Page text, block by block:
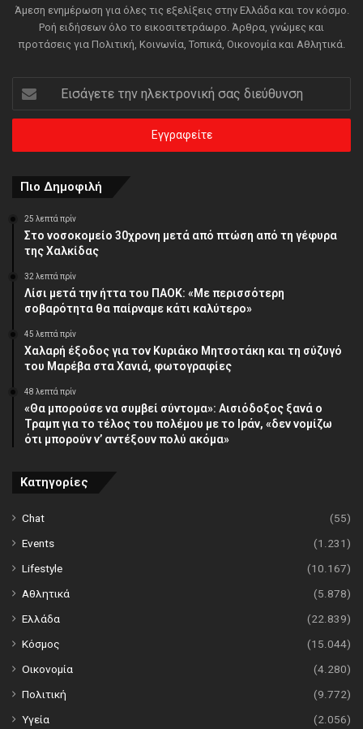
Άμεση ενημέρωση για όλες τις εξελίξεις στην Ελλάδα και τον κόσμο.
Ροή ειδήσεων όλο το εικοσιτετράωρο. Άρθρα, γνώμες και
προτάσεις για Πολιτική, Κοινωνία, Τοπικά, Οικονομία και Αθλητικά.
Εισάγετε
την
ηλεκτρονική
διεύθυνση
Πιο Δημοφιλή
25 λεπτά πρίν
Στο νοσοκομείο 30χρονη μετά από πτώση από τη γέφυρα
της Χαλκίδας
32 λεπτά πρίν
Λίσι μετά την ήττα του ΠΑΟΚ: «Με περισσότερη
σοβαρότητα θα παίρναμε κάτι καλύτερο»
45 λεπτά πρίν
Χαλαρή έξοδος για τον Κυριάκο Μητσοτάκη και τη σύζυγό
του Μαρέβα στα Χανιά, φωτογραφίες
48 λεπτά πρίν
«Θα μπορούσε να συμβεί σύντομα»: Αισιόδοξος ξανά ο
Τραμπ για το τέλος του πολέμου με το Ιράν, «δεν νομίζω
ότι μπορούν ν’ αντέξουν πολύ ακόμα»
Κατηγορίες
Chat
(55)
Events
(1.231)
Lifestyle
(10.167)
Αθλητικά
(5.878)
Ελλάδα
(22.839)
Κόσμος
(15.044)
Οικονομία
(4.280)
Πολιτική
(9.772)
Υγεία
(2.056)